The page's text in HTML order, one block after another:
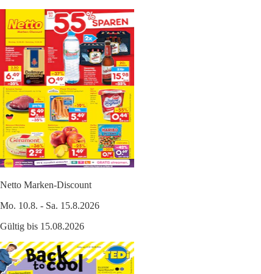
Netto Marken-Discount
Mo. 10.8. - Sa. 15.8.2026
Gültig bis 15.08.2026